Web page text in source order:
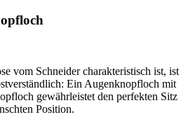
vom Schneider charakteristisch ist, ist
Ein Augenknopfloch mit
gewährleistet den perfekten Sitz
Position.